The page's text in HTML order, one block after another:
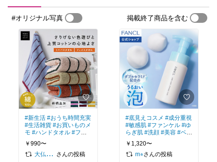
#オリジナル写真 掲載終了商品を含む
#新生活 #おうち時間充実
#生活雑貨 #お買いものメ
モ #ハンドタオル #フェ
イスタオル
#日用品
￥990〜
大仏ちゃん
さんの投稿
#底見えコスメ #成分重視
#敏感肌 #ファンケル #ゆ
らぎ肌 #洗顔 #美容 #ベス
トコスメ
フォーム
￥1,320〜
m⭐︎さんの投稿